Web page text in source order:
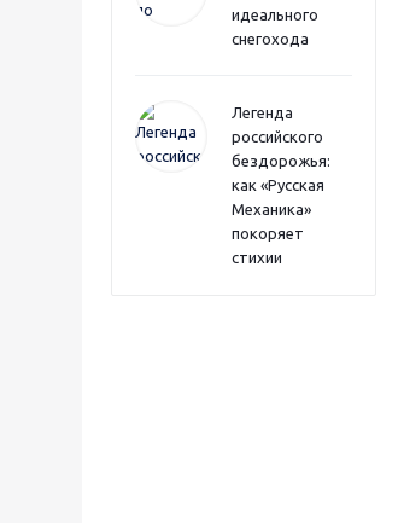
идеального
снегохода
Легенда
российского
бездорожья:
как «Русская
Механика»
покоряет
стихии